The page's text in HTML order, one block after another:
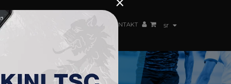
sr
ŽENSKI TIM KONTAKT